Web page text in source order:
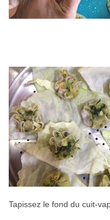
Tapissez le fond du cuit-